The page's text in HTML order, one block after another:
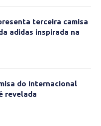
terceira camisa
adidas inspirada na
do Internacional
revelada